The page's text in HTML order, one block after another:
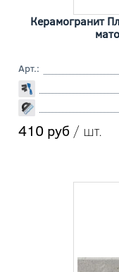
Керамогранит
Арт.:
410 руб / шт.